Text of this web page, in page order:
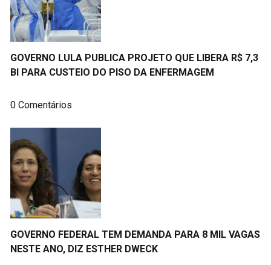
GOVERNO LULA PUBLICA PROJETO QUE LIBERA R$ 7,3
BI PARA CUSTEIO DO PISO DA ENFERMAGEM
0 Comentários
GOVERNO FEDERAL TEM DEMANDA PARA 8 MIL VAGAS
NESTE ANO, DIZ ESTHER DWECK